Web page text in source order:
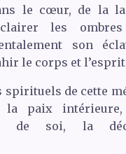
le cœur, de la
les ombres
son
le corps et
spirituels de cette
la paix intérieure,
de soi, la